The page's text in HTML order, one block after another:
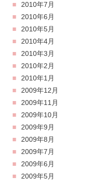
2010年7月
2010年6月
2010年5月
2010年4月
2010年3月
2010年2月
2010年1月
2009年12月
2009年11月
2009年10月
2009年9月
2009年8月
2009年7月
2009年6月
2009年5月